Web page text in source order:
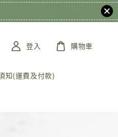
知(運費及付款)
登入 購物車